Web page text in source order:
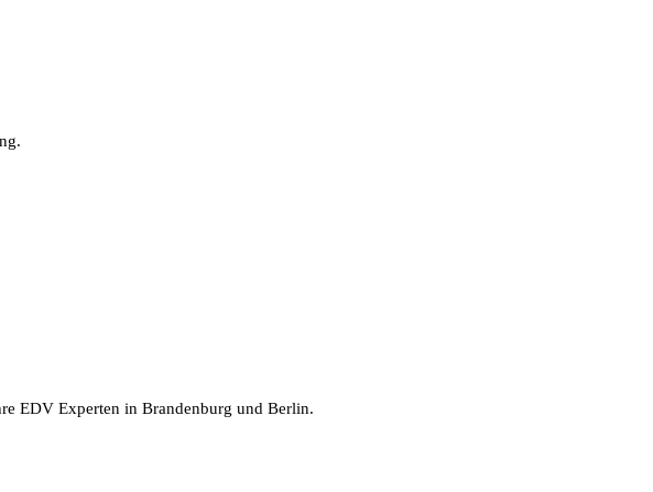
EDV Experten in Brandenburg und Berlin.